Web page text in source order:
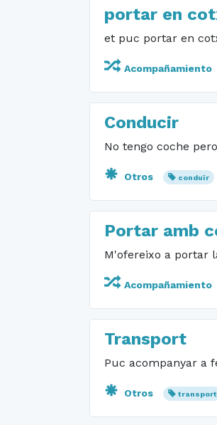
portar en
et puc portar en
Acompañamiento
Conducir
No tengo coche
Otros conduïr
Portar amb
M'ofereixo a portar
Acompañamiento
Transport
Puc acompanyar a
Otros transport